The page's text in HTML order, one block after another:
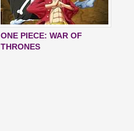
ONE PIECE: WAR OF
THRONES